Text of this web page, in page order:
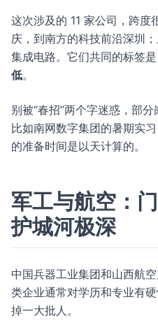
这次涉及的 11 家公司，跨度
庆，到南方的科技前沿深圳
集成电路。它们共同的标签是
低。
别被“春招”两个字迷惑，部
比如南网数字集团的暑期实习
的准备时间是以天计算的。
军工与航空：
护城河极深
中国兵器工业集团和山西航
类企业通常对学历和专业有
掉一大批人。